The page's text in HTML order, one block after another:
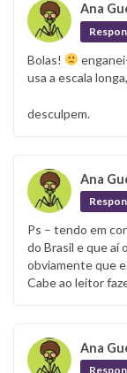
Ana
Bolas!
usa a escala
desculpem.
Ana
Ps – tendo em
do Brasil e que aí
obviamente que
Cabe ao leitor
Ana